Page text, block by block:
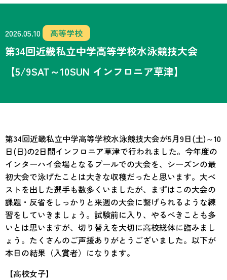
2026.05.10 高等学校
第34回近畿私立中学高等学校水泳競技大会
【5/9SAT～10SUN インフロニア草津】
第34回近畿私立中学高等学校水泳競技大会が5月9日(土)～10
日(日)の2日間インフロニア草津で行われました。今年度の
インターハイ会場となるプールでの大会を、シーズンの最
初大会で泳げたことは大きな収穫だったと思います。大ベ
ストを出した選手も数多くいましたが、まずはこの大会の
課題・反省をしっかりと来週の大会に繋げられるような練
習をしていきましょう。試験前に入り、やるべきことも多
いとは思いますが、切り替えを大切に高校総体に臨みまし
ょう。たくさんのご声援ありがとうございました。以下が
本日の結果（入賞者）になります。
【高校女子】